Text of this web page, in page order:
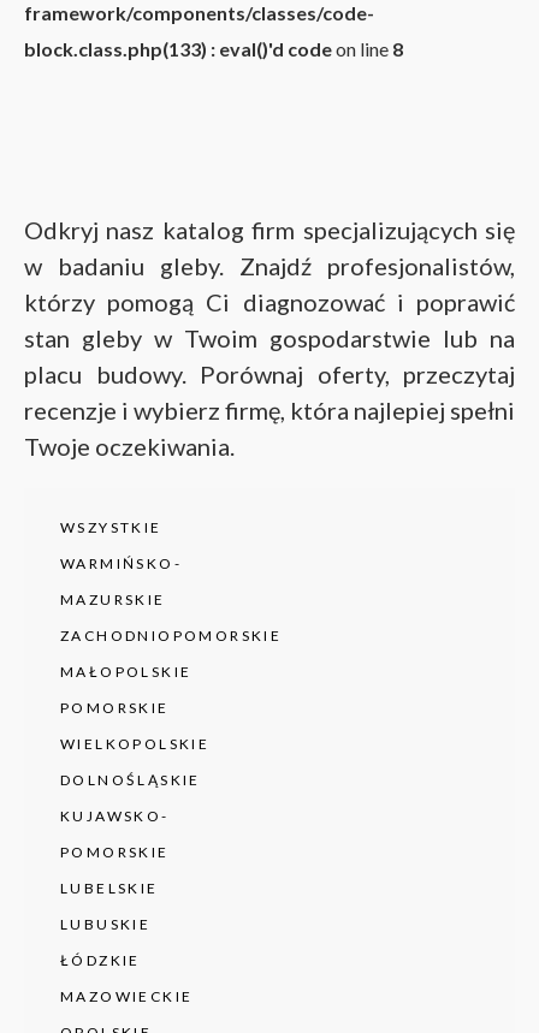
framework/components/classes/code-
block.class.php(133) : eval()'d codeon line 8
Odkryj nasz katalog firm specjalizujących się
w badaniu gleby. Znajdź profesjonalistów,
którzy pomogą Ci diagnozować i poprawić
stan gleby w Twoim gospodarstwie lub na
placu budowy. Porównaj oferty, przeczytaj
recenzje i wybierz firmę, która najlepiej spełni
Twoje oczekiwania.
WSZYSTKIE
WARMIŃSKO-
MAZURSKIE
ZACHODNIOPOMORSKIE
MAŁOPOLSKIE
POMORSKIE
WIELKOPOLSKIE
DOLNOŚLĄSKIE
KUJAWSKO-
POMORSKIE
LUBELSKIE
LUBUSKIE
ŁÓDZKIE
MAZOWIECKIE